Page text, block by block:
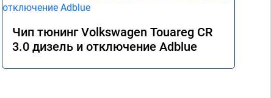
Чип тюнинг Volkswagen Touareg CR
3.0 дизель и отключение Adblue